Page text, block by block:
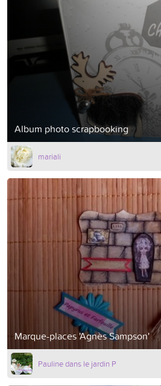
Album photo scrapbooking
mariali
Marque-places 'Agnès Sampson'
Pauline dans le jardin P